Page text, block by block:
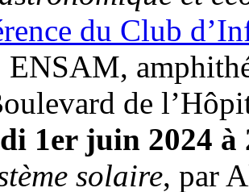
du Club
de
1er juin 2024
solaire, par